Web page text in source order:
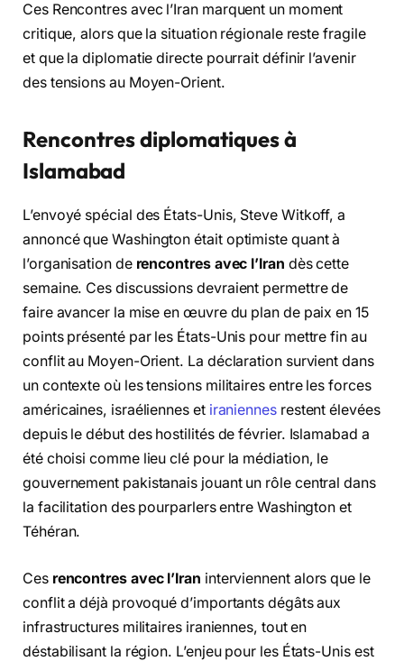
Ces Rencontres avec l’Iran marquent un moment
critique, alors que la situation régionale reste fragile
et que la diplomatie directe pourrait définir l’avenir
des tensions au Moyen-Orient.
Rencontres diplomatiques à
Islamabad
L’envoyé spécial des États-Unis, Steve Witkoff, a
annoncé que Washington était optimiste quant à
l’organisation de rencontres avec l’Iran dès cette
semaine. Ces discussions devraient permettre de
faire avancer la mise en œuvre du plan de paix en 15
points présenté par les États-Unis pour mettre fin au
conflit au Moyen-Orient. La déclaration survient dans
un contexte où les tensions militaires entre les forces
américaines, israéliennes et iraniennesrestent élevées
depuis le début des hostilités de février. Islamabad a
été choisi comme lieu clé pour la médiation, le
gouvernement pakistanais jouant un rôle central dans
la facilitation des pourparlers entre Washington et
Téhéran.
Ces rencontres avec l’Iran interviennent alors que le
conflit a déjà provoqué d’importants dégâts aux
infrastructures militaires iraniennes, tout en
déstabilisant la région. L’enjeu pour les États-Unis est